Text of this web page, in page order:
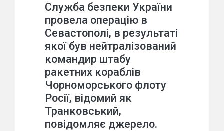
Служба безпеки України
провела операцію в
Севастополі, в результаті
якої був нейтралізований
командир штабу
ракетних кораблів
Чорноморського флоту
Росії, відомий як
Транковський,
повідомляє джерело.